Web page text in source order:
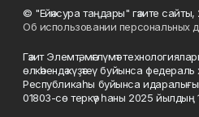
© "Ейәнсура таңдары" гәзите
Об использовании персональных
Гәзит Элемтә, мәғлүмәт
өлкәһендә күҙәтеү буйынса
Республикаһы буйынса
01803-сө теркәү һаны 2025 йылдың